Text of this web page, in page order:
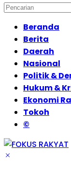
Beranda
Berita
Daerah
Nasional
Politik &
Hukum &
Ekonomi
Tokoh
©